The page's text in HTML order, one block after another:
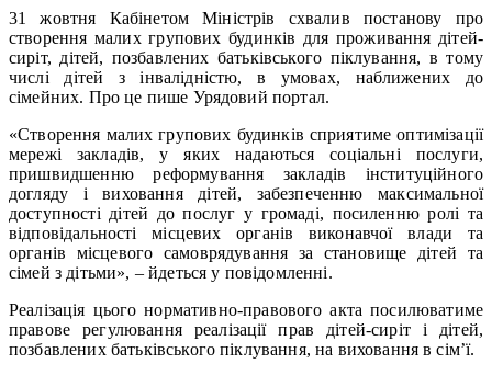
31 жовтня Кабінетом Міністрів схвалив постанову про
створення малих групових будинків для проживання дітей-
сиріт, дітей, позбавлених батьківського піклування, в тому
числі дітей з інвалідністю, в умовах, наближених до
сімейних. Про це пише Урядовий портал.
«Створення малих групових будинків сприятиме оптимізації
мережі закладів, у яких надаються соціальні послуги,
пришвидшенню реформування закладів інституційного
догляду і виховання дітей, забезпеченню максимальної
доступності дітей до послуг у громаді, посиленню ролі та
відповідальності місцевих органів виконавчої влади та
органів місцевого самоврядування за становище дітей та
сімей з дітьми», – йдеться у повідомленні.
Реалізація цього нормативно-правового акта посилюватиме
правове регулювання реалізації прав дітей-сиріт і дітей,
позбавлених батьківського піклування, на виховання в сім’ї.